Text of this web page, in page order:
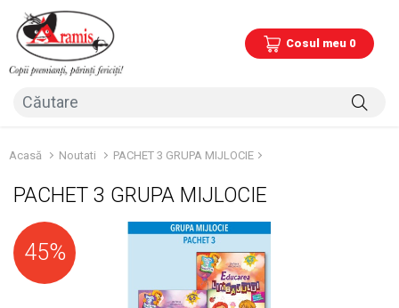
Cosul meu 0
Acasă Noutati PACHET 3 GRUPA MIJLOCIE
PACHET 3 GRUPA MIJLOCIE
45%